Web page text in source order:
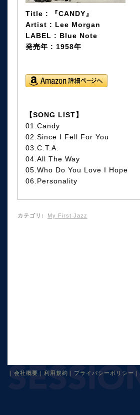
Title : 『CANDY』
Artist : Lee Morgan
LABEL : Blue Note
発売年 : 1958年
【SONG LIST】
01.Candy
02.Since I Fell For You
03.C.T.A.
04.All The Way
05.Who Do You Love I Hope
06.Personality
カテゴリ : My First Jazz
会社概要 利用規約 プライバシーポリシー